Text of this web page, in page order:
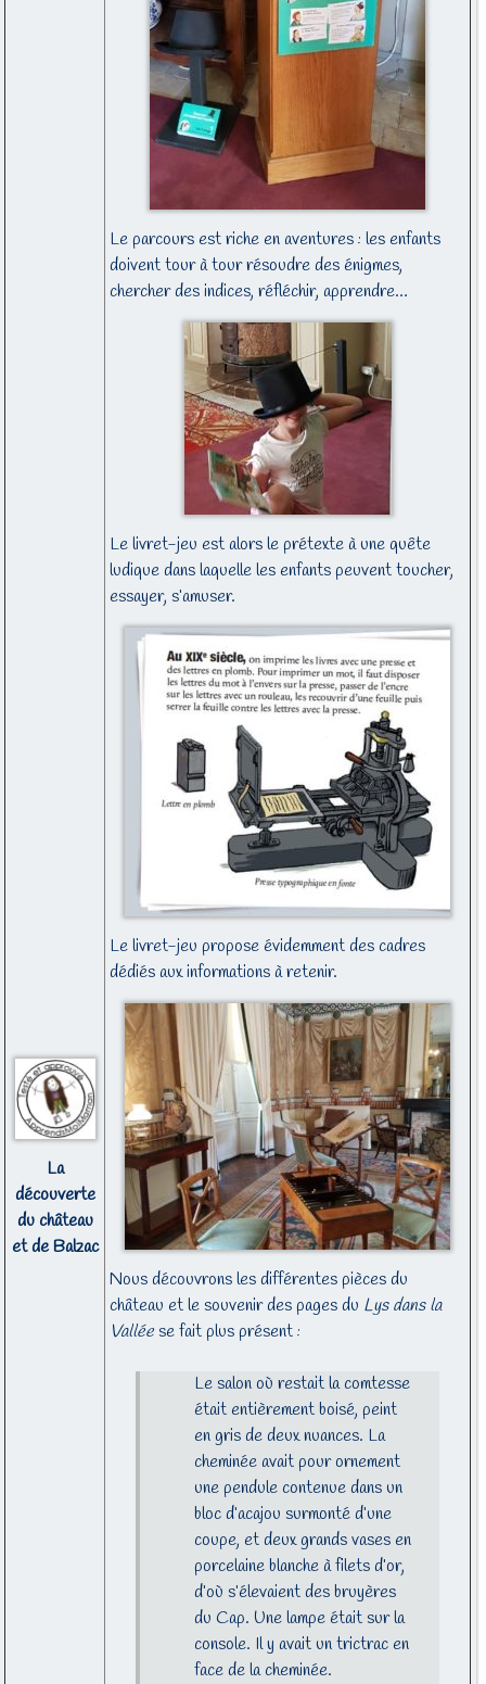
La
découverte
du château
et de Balzac
Le parcours est riche en aventures : les enfants
doivent tour à tour résoudre des énigmes,
chercher des indices, réfléchir, apprendre…
Le livret-jeu est alors le prétexte à une quête
ludique dans laquelle les enfants peuvent toucher,
essayer, s’amuser.
Le livret-jeu propose évidemment des cadres
dédiés aux informations à retenir.
Nous découvrons les différentes pièces du
château et le souvenir des pages du Lys dans la
Valléese fait plus présent :
Le salon où restait la comtesse
était entièrement boisé, peint
en gris de deux nuances. La
cheminée avait pour ornement
une pendule contenue dans un
bloc d’acajou surmonté d’une
coupe, et deux grands vases en
porcelaine blanche à filets d’or,
d’où s’élevaient des bruyères
du Cap. Une lampe était sur la
console. Il y avait untrictrac en
face de la cheminée.